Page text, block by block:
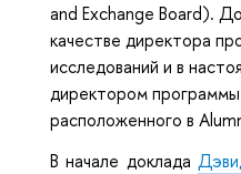
and Exchange Board).
качестве директора
исследований и в
директором программы
расположенного в
В начале доклада